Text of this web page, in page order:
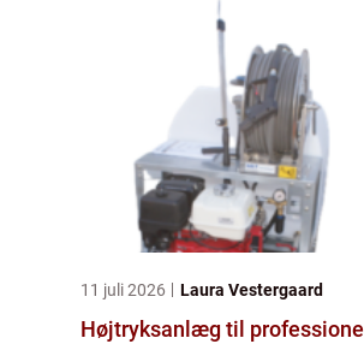
11 juli 2026 Laura Vestergaard
Højtryksanlæg til professionel